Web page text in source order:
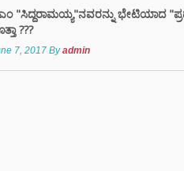
"ಸಿದ್ದರಾಮಯ್ಯ"ನವರನ್ನು ಭೇಟಿಯಾದ
???
7, 2017 Byadmin